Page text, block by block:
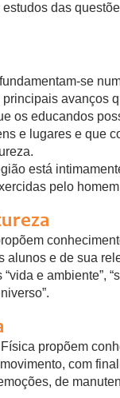
das
se
avanços
os educandos
e lugares e que
está
pelo
alunos e de sua
e ambiente”,
propõem
com
de